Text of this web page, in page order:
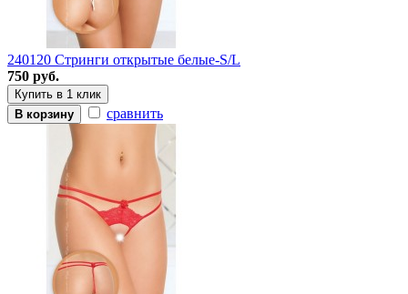
240120 Стринги открытые белые-S/L
750 руб.
Купить в 1 клик
В корзину
сравнить